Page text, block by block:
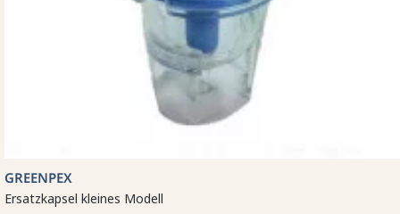
GREENPEX
Ersatzkapsel kleines Modell